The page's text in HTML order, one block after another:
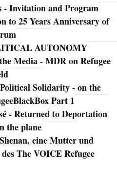
- Invitation and Program
to 25 Years Anniversary of
AUTONOMY
Media - MDR on Refugee
Solidarity - on the
Part 1
- Returned to Deportation
the plane
eine Mutter und
The VOICE Refugee